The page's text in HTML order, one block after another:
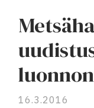
16.3.2016